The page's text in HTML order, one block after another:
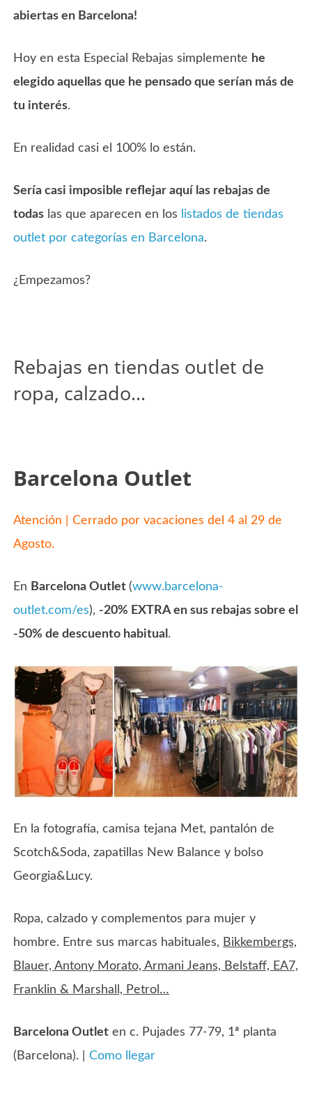
abiertas en Barcelona!
Hoy en esta Especial Rebajas simplemente he
elegido aquellas que he pensado que serían más de
tu interés.
En realidad casi el 100% lo están.
Sería casi imposible reflejar aquí las rebajas de
todas las que aparecen en los
listados de tiendas
outlet por categorías en Barcelona.
¿Empezamos?
Rebajas en tiendas outlet de
ropa, calzado…
Barcelona Outlet
Atención | Cerrado por vacaciones del 4 al 29 de
Agosto.
En Barcelona Outlet(www.barcelona-
outlet.com/es), -20% EXTRA en sus rebajas sobre el
-50% de descuento habitual .
En la fotografía, camisa tejana Met, pantalón de
Scotch&Soda, zapatillas New Balance y bolso
Georgia&Lucy.
Ropa, calzado y complementos para mujer y
hombre. Entre sus marcas habituales, Bikkembergs,
Blauer, Antony Morato, Armani Jeans, Belstaff, EA7,
Franklin & Marshall, Petrol…
Barcelona Outlet en c. Pujades 77-79, 1ª planta
(Barcelona). |Como llegar